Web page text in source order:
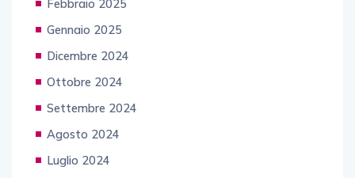
Febbraio 2025
Gennaio 2025
Dicembre 2024
Ottobre 2024
Settembre 2024
Agosto 2024
Luglio 2024